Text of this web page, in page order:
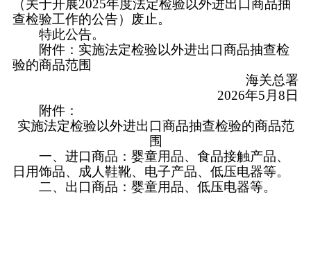
（关于开展2025年度法定检验以外进出口商品抽
查检验工作的公告）废止。
特此公告。
附件：实施法定检验以外进出口商品抽查检
验的商品范围
海关总署
2026年5月8日
附件：
实施法定检验以外进出口商品抽查检验的商品范
围
一、进口商品：婴童用品、食品接触产品、
日用饰品、成人鞋靴、电子产品、低压电器等。
二、出口商品：婴童用品、低压电器等。